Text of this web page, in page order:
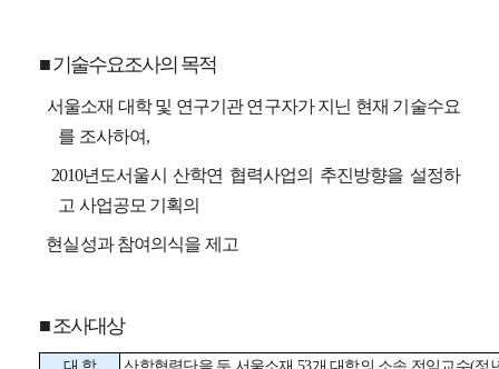
■ 기술수요조사의 목적
서울소재 대학 및 연구기관 연구자가 지닌 현재 기술수요
를 조사하여,
2010년도서울시 산학연 협력사업의 추진방향을 설정하
고 사업공모 기획의
현실성과 참여의식을 제고
■ 조사대상